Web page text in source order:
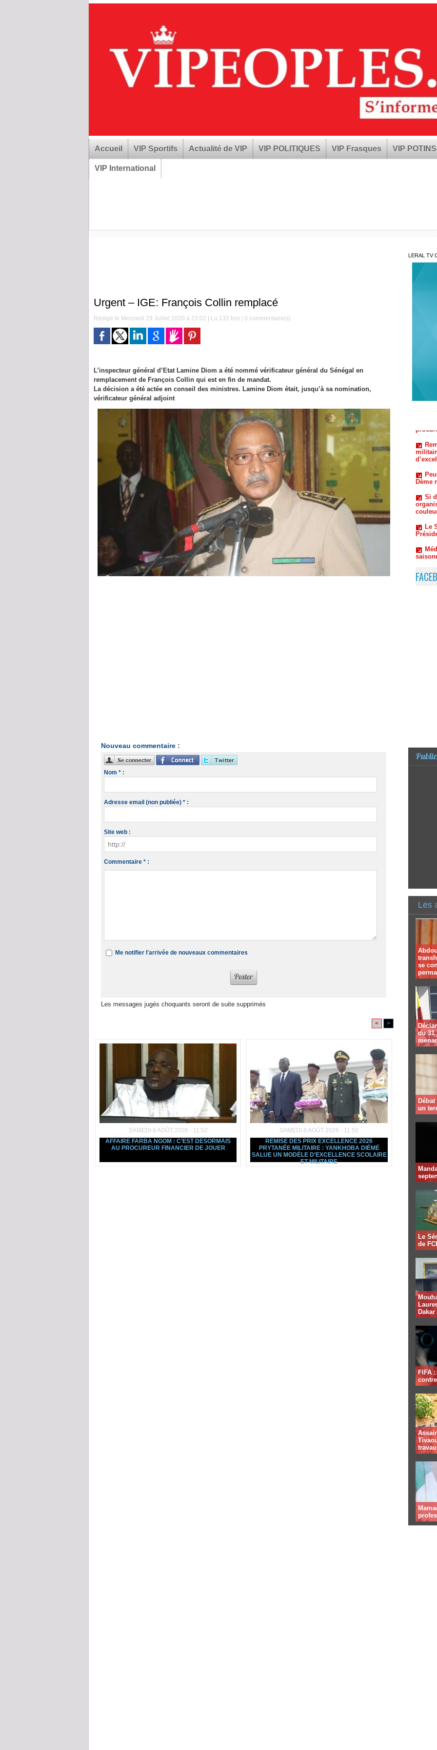
Accueil VIP Sportifs Actualité de VIP VIP POLITIQUES VIP Frasques VIP POTINS
VIP International
Urgent – IGE: François Collin remplacé
Rédigé le Mercredi 29 Juillet 2020 à 23:02 | Lu 132 fois | 0 commentaire(s)
L’inspecteur général d’Etat Lamine Diom a été nommé vérificateur général du Sénégal en
remplacement de François Collin qui est en fin de mandat.
La décision a été actée en conseil des ministres. Lamine Diom était, jusqu’à sa nomination,
vérificateur général adjoint
Nouveau commentaire :
Nom * :
Adresse email (non publiée) * :
Site web :
Commentaire * :
Me notifier l'arrivée de nouveaux commentaires
Les messages jugés choquants seront de suite supprimés
< >
SAMEDI 8 AOÛT 2026 - 11:52
AFFAIRE FARBA NGOM : C’EST DÉSORMAIS
AU PROCUREUR FINANCIER DE JOUER
SAMEDI 8 AOÛT 2026 - 11:50
REMISE DES PRIX EXCELLENCE 2026
PRYTANÉE MILITAIRE : YANKHOBA DIÉMÉ
SALUE UN MODÈLE D’EXCELLENCE SCOLAIRE
ET MILITAIRE
LERAL TV
Dème
Le
contre
Les
se
du 31
un
Le
de
Dakar
FIFA